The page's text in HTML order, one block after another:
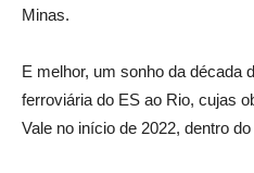
Minas.
E melhor, um sonho da década
ferroviária do ES ao Rio, cujas
Vale no início de 2022, dentro